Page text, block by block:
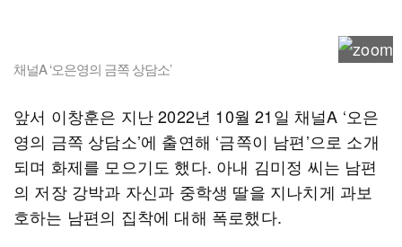
채널A ‘오은영의 금쪽 상담소’
앞서 이창훈은 지난 2022년 10월 21일 채널A ‘오은
영의 금쪽 상담소’에 출연해 ‘금쪽이 남편’으로 소개
되며 화제를 모으기도 했다. 아내 김미정 씨는 남편
의 저장 강박과 자신과 중학생 딸을 지나치게 과보
호하는 남편의 집착에 대해 폭로했다.